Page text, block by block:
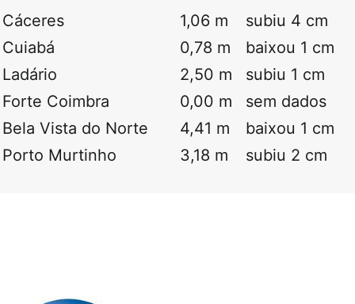
Cáceres 1,06 m
subiu 4 cm
Cuiabá
0,78 m
baixou 1 cm
Ladário
2,50 m
subiu 1 cm
Forte Coimbra
0,00 m
sem dados
Bela Vista do Norte
4,41 m
baixou 1 cm
Porto Murtinho
3,18 m subiu 2 cm